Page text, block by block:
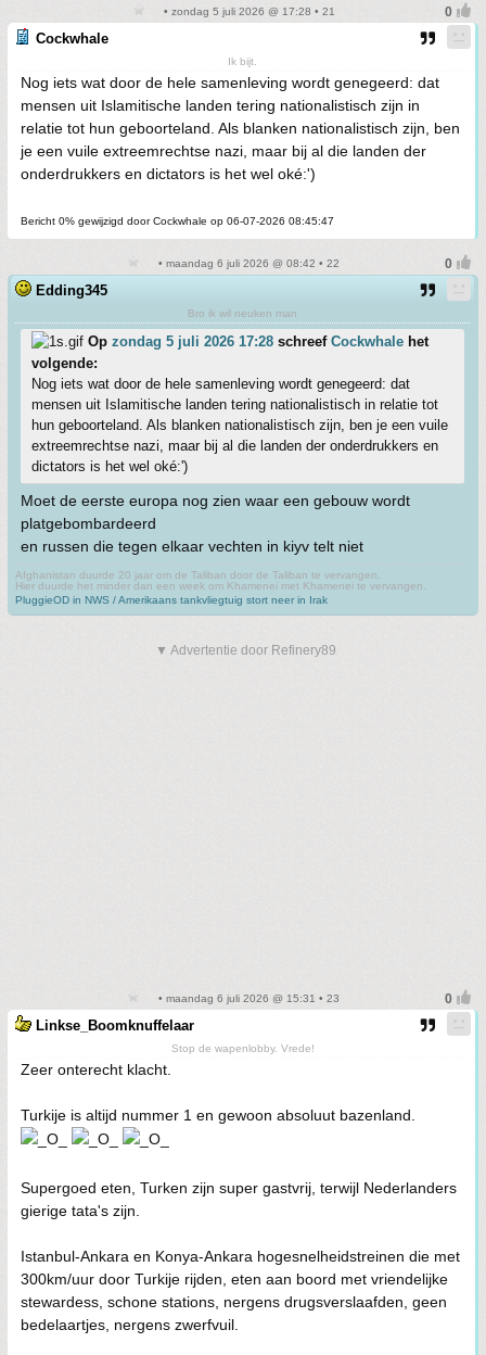
• zondag 5 juli 2026 @ 17:28 • 21
Cockwhale
Ik bijt.
Nog iets wat door de hele samenleving wordt genegeerd: dat
mensen uit Islamitische landen tering nationalistisch zijn in
relatie tot hun geboorteland. Als blanken nationalistisch zijn, ben
je een vuile extreemrechtse nazi, maar bij al die landen der
onderdrukkers en dictators is het wel oké:')
Bericht 0% gewijzigd door Cockwhale op 06-07-2026 08:45:47
• maandag 6 juli 2026 @ 08:42 • 22
Edding345
Bro ik wil neuken man
Op zondag 5 juli 2026 17:28 schreef Cockwhale het
volgende:
Nog iets wat door de hele samenleving wordt genegeerd: dat
mensen uit Islamitische landen tering nationalistisch in relatie tot
hun geboorteland. Als blanken nationalistisch zijn, ben je een vuile
extreemrechtse nazi, maar bij al die landen der onderdrukkers en
dictators is het wel oké:')
Moet de eerste europa nog zien waar een gebouw wordt
platgebombardeerd
en russen die tegen elkaar vechten in kiyv telt niet
Afghanistan duurde 20 jaar om de Taliban door de Taliban te vervangen.
Hier duurde het minder dan een week om Khamenei met Khamenei te vervangen.
PluggieOD in NWS / Amerikaans tankvliegtuig stort neer in Irak
▼ Advertentie door Refinery89
• maandag 6 juli 2026 @ 15:31 • 23
Linkse_Boomknuffelaar
Stop de wapenlobby. Vrede!
Zeer onterecht klacht.
Turkije is altijd nummer 1 en gewoon absoluut bazenland.
Supergoed eten, Turken zijn super gastvrij, terwijl Nederlanders
gierige tata's zijn.
Istanbul-Ankara en Konya-Ankara hogesnelheidstreinen die met
300km/uur door Turkije rijden, eten aan boord met vriendelijke
stewardess, schone stations, nergens drugsverslaafden, geen
bedelaartjes, nergens zwerfvuil.